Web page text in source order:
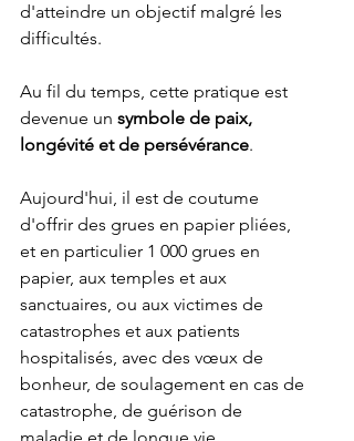
d'atteindre un objectif malgré les
difficultés.
Au fil du temps, cette pratique est
devenue un symbole de paix,
longévité et de persévérance.
Aujourd'hui, il est de coutume
d'offrir des grues en papier pliées,
et en particulier 1 000 grues en
papier, aux temples et aux
sanctuaires, ou aux victimes de
catastrophes et aux patients
hospitalisés, avec des vœux de
bonheur, de soulagement en cas de
catastrophe, de guérison de